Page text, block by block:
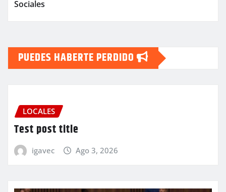
Sociales
PUEDES HABERTE PERDIDO
LOCALES
Test post title
igavec Ago 3, 2026